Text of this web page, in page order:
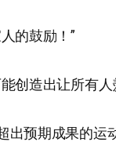
的鼓励！”
创造出让所有
出预期成果的运